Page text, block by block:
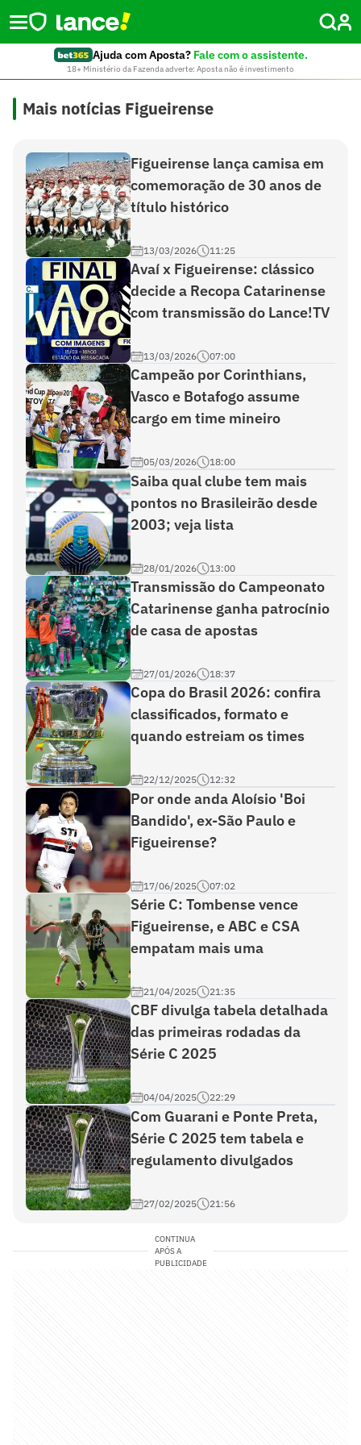
Ajuda com Aposta? Fale com o assistente.
18+ Ministério da Fazenda adverte: Aposta não é investimento
Mais notícias Figueirense
Figueirense lança camisa em
comemoração de 30 anos de
título histórico
13/03/2026 11:25
Avaí x Figueirense: clássico
decide a Recopa Catarinense
com transmissão do Lance!TV
13/03/2026 07:00
Campeão por Corinthians,
Vasco e Botafogo assume
cargo em time mineiro
05/03/2026 18:00
Saiba qual clube tem mais
pontos no Brasileirão desde
2003; veja lista
28/01/2026 13:00
Transmissão do Campeonato
Catarinense ganha patrocínio
de casa de apostas
27/01/2026 18:37
Copa do Brasil 2026: confira
classificados, formato e
quando estreiam os times
22/12/2025 12:32
Por onde anda Aloísio 'Boi
Bandido', ex-São Paulo e
Figueirense?
17/06/2025 07:02
Série C: Tombense vence
Figueirense, e ABC e CSA
empatam mais uma
21/04/2025 21:35
CBF divulga tabela detalhada
das primeiras rodadas da
Série C 2025
04/04/2025 22:29
Com Guarani e Ponte Preta,
Série C 2025 tem tabela e
regulamento divulgados
27/02/2025 21:56
CONTINUA
APÓS A
PUBLICIDADE